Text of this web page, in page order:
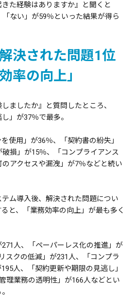
きた経験はありますか』と聞くと
「ない」が59％といった結果が得ら
決された問題1位
率の向上」
ましたか』と質問したところ、
」が37％で最多。
使用」が36％、「契約書の紛失」
損」が15％、「コンプライアンス
アクセスや漏洩」が7％などと続い
ム導入後、解決された問題につい
と、「業務効率の向上」が最も多く
271人、「ペーパーレス化の推進」が
スクの低減」が231人、「コンプラ
人、「契約更新や期限の見逃し」
理業務の透明性」が166人などとい